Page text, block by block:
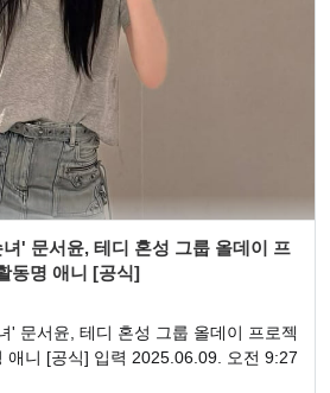
' 문서윤, 테디 혼성 그룹 올데이 프
동명 애니 [공식]
' 문서윤, 테디 혼성 그룹 올데이 프로젝
니 [공식] 입력 2025.06.09. 오전 9:27